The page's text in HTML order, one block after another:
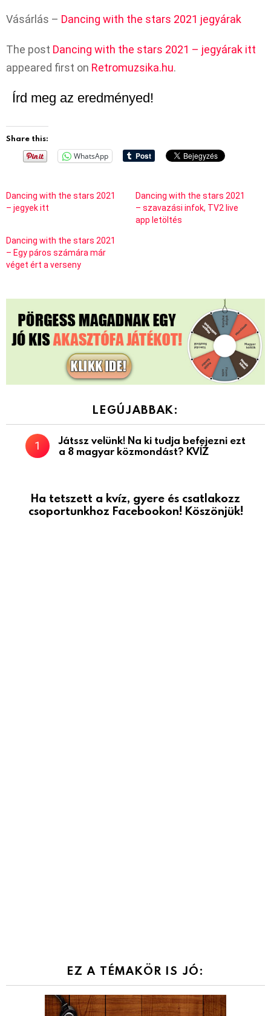
Vásárlás – Dancing with the stars 2021 jegyárak
The post Dancing with the stars 2021 – jegyárak itt
appeared first on Retromuzsika.hu.
Írd meg az eredményed!
Share this:
WhatsApp
Dancing with the stars 2021
– jegyek itt
Dancing with the stars 2021
– szavazási infok, TV2 live
app letöltés
Dancing with the stars 2021
– Egy páros számára már
véget ért a verseny
LEGÚJABBAK:
Játssz velünk! Na ki tudja befejezni ezt
a 8 magyar közmondást? KVÍZ
Ha tetszett a kvíz, gyere és csatlakozz
csoportunkhoz Facebookon! Köszönjük!
EZ A TÉMAKÖR IS JÓ: